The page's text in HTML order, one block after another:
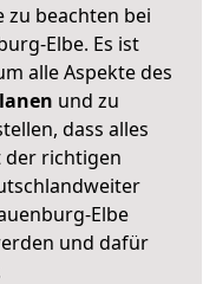
zu beachten bei
Elbe. Es ist
alle Aspekte des
und zu
dass alles
richtigen
Elbe
und dafür